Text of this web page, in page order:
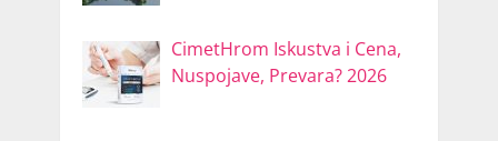
CimetHrom Iskustva i Cena,
Nuspojave, Prevara? 2026